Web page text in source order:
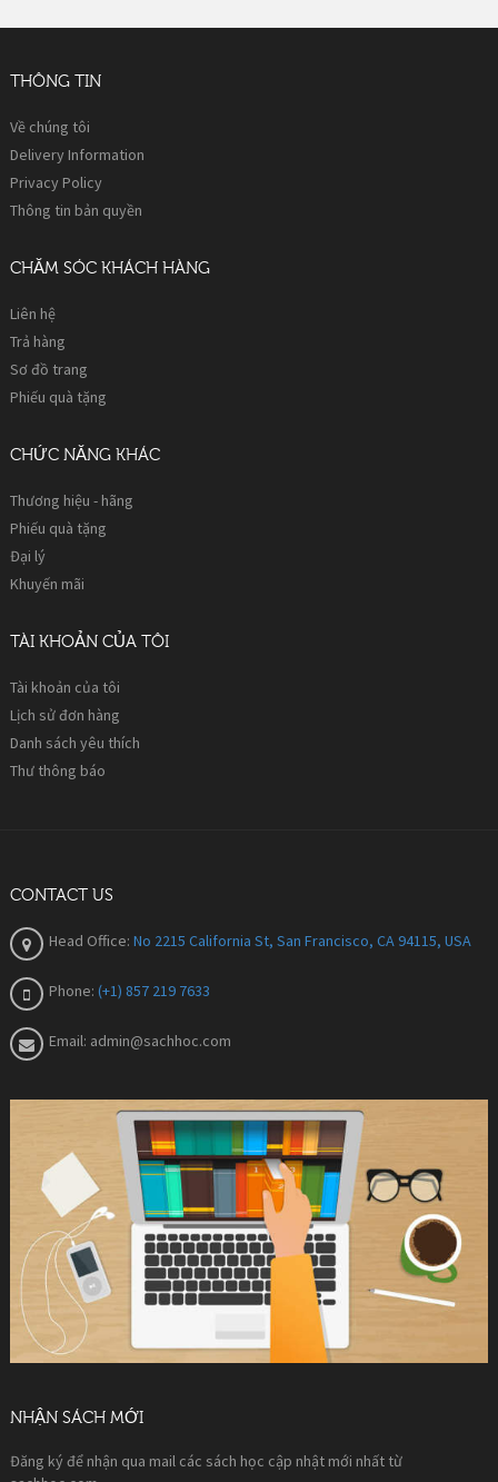
THÔNG TIN
Về chúng tôi
Delivery Information
Privacy Policy
Thông tin bản quyền
CHĂM SÓC KHÁCH HÀNG
Liên hệ
Trả hàng
Sơ đồ trang
Phiếu quà tặng
CHỨC NĂNG KHÁC
Thương hiệu - hãng
Phiếu quà tặng
Đại lý
Khuyến mãi
TÀI KHOẢN CỦA TÔI
Tài khoản của tôi
Lịch sử đơn hàng
Danh sách yêu thích
Thư thông báo
CONTACT US
Head Office: No 2215 California St, San Francisco, CA 94115, USA
Phone: (+1) 857 219 7633
Email: admin@sachhoc.com
NHẬN SÁCH MỚI
Đăng ký để nhận qua mail các sách học cập nhật mới nhất từ